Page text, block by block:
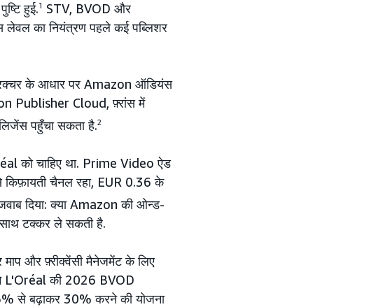
हुई.1
STV, BVOD और
लेवल का नियंत्रण पहले कई पब्लिशर
के आधार पर Amazon ऑडियंस
Publisher Cloud, फ़्रांस में
पहुँचा सकता है.2
को चाहिए था. Prime Video ऐड
किफ़ायती चैनल रहा, EUR 0.36 के
दिया: क्या Amazon की ओन्ड-
टक्कर ले सकती है.
माप और फ़्रीक्वेंसी मैनेजमेंट के लिए
ने L'Oréal की 2026 BVOD
से बढ़ाकर 30% करने की योजना